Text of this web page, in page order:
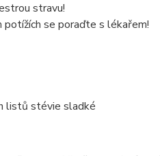
stravu!
potížích se poraďte s lékařem!
listů stévie sladké